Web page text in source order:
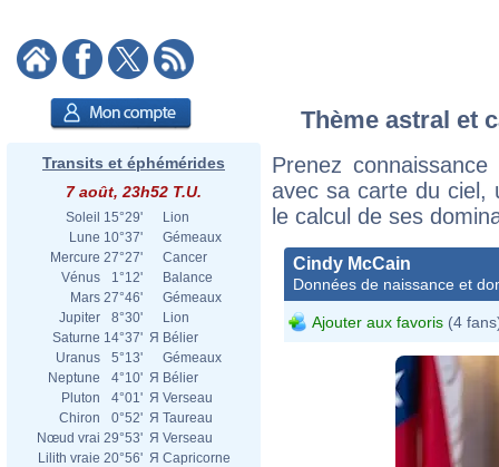
Transits et éphémérides
7 août, 23h52 T.U.
Soleil 15°29'
Lion
Lune 10°37'
Gémeaux
Mercure 27°27'
Cancer
Vénus
1°12'
Balance
Mars 27°46'
Gémeaux
Jupiter
8°30'
Lion
Saturne 14°37' Я Bélier
Uranus
5°13'
Gémeaux
Neptune
4°10' Я Bélier
Pluton
4°01' Я Verseau
Chiron
0°52' Я Taureau
Nœud vrai 29°53' Я Verseau
Lilith vraie 20°56' Я Capricorne
Thème astral et
Prenez
avec sa carte du ciel,
le calcul de ses
Cindy McCain
Données de naissance et
Ajouter aux favoris (4